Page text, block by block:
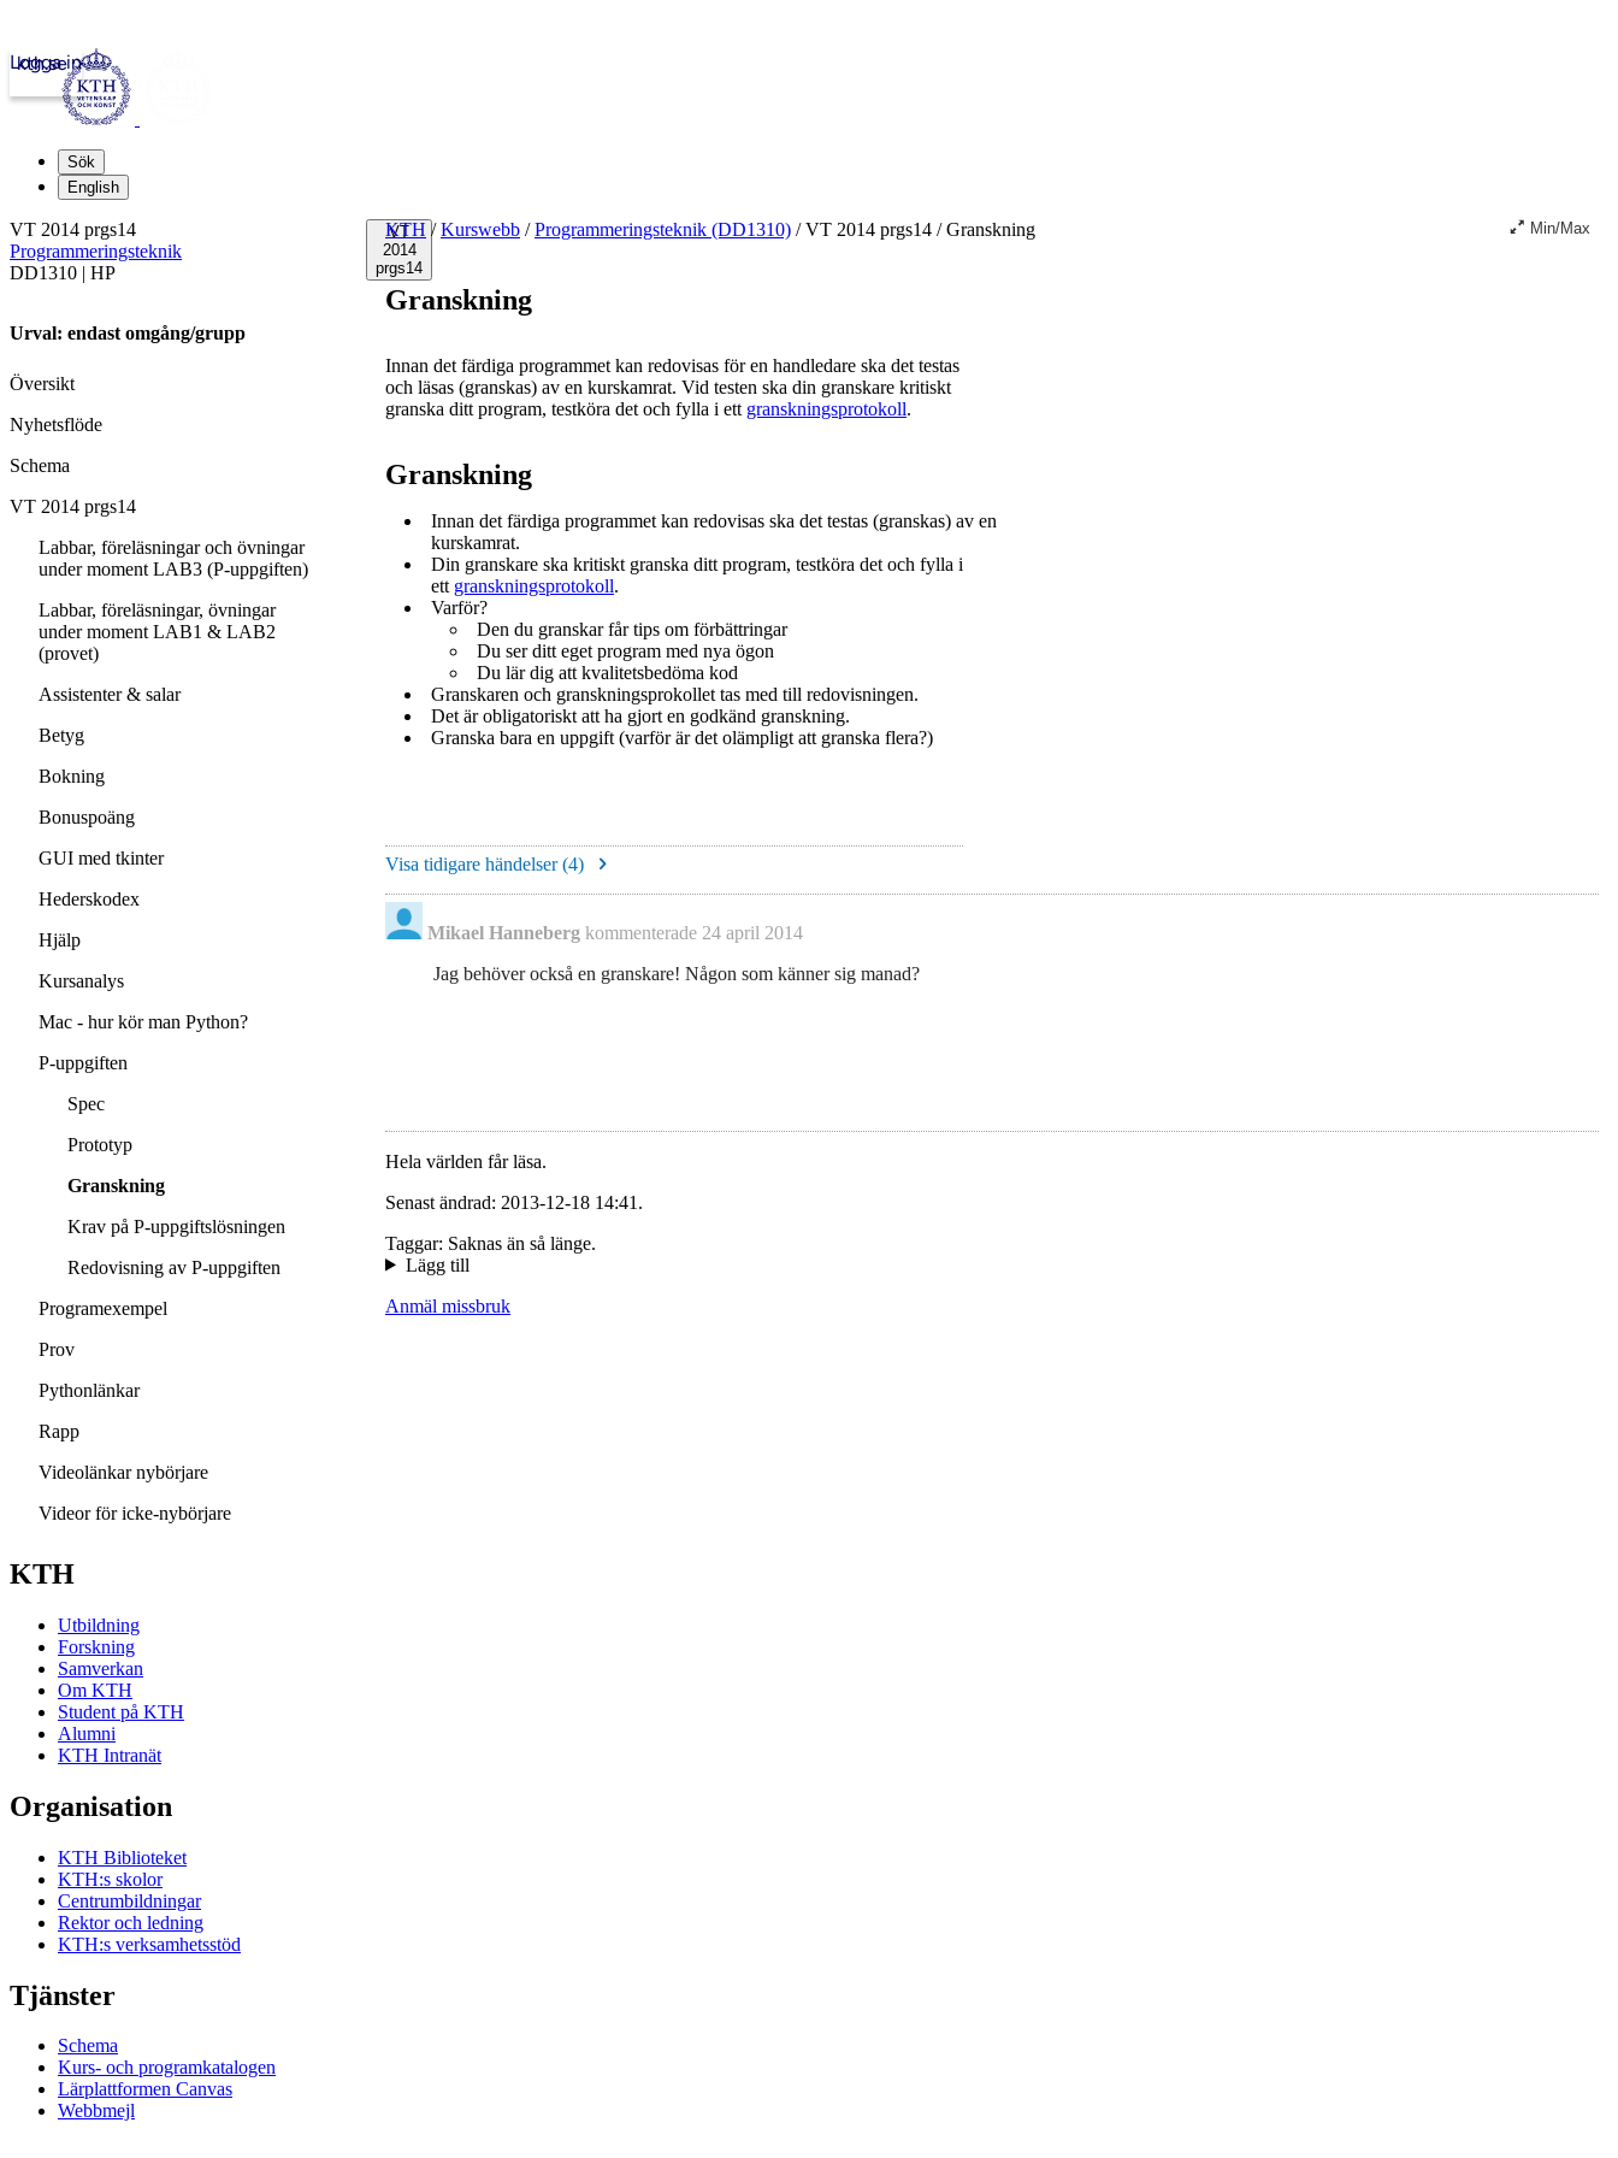
kth.se
Logga in
Sök
English
VT
2014
prgs14
KTH / Kurswebb / Programmeringsteknik (DD1310) /VT 2014 prgs14 /Granskning Min/Max
Granskning
Innan det färdiga programmet kan redovisas för en handledare ska det testas
och läsas (granskas) av en kurskamrat. Vid testen ska din granskare kritiskt
granska ditt program, testköra det och fylla i ett granskningsprotokoll.
Granskning
Innan det färdiga programmet kan redovisas ska det testas (granskas) av en
kurskamrat.
Din granskare ska kritiskt granska ditt program, testköra det och fylla i
ett granskningsprotokoll.
Varför?
Den du granskar får tips om förbättringar
Du ser ditt eget program med nya ögon
Du lär dig att kvalitetsbedöma kod
Granskaren och granskningsprokollet tas med till redovisningen.
Det är obligatoriskt att ha gjort en godkänd granskning.
Granska bara en uppgift (varför är det olämpligt att granska flera?)
Visa tidigare händelser (4)
Mikael Hanneberg kommenterade 24 april 2014
Jag behöver också en granskare! Någon som känner sig manad?
Hela världen får läsa.
Senast ändrad: 2013-12-18 14:41.
Taggar: Saknas än så länge.
Lägg till
Anmäl missbruk
VT 2014 prgs14
Programmeringsteknik
DD1310 | HP
Urval: endast omgång/grupp
Översikt
Nyhetsflöde
Schema
VT 2014 prgs14
Labbar, föreläsningar och övningar
under moment LAB3 (P-uppgiften)
Labbar, föreläsningar, övningar
under moment LAB1 & LAB2
(provet)
Assistenter & salar
Betyg
Bokning
Bonuspoäng
GUI med tkinter
Hederskodex
Hjälp
Kursanalys
Mac - hur kör man Python?
P-uppgiften
Spec
Prototyp
Granskning
Krav på P-uppgiftslösningen
Redovisning av P-uppgiften
Programexempel
Prov
Pythonlänkar
Rapp
Videolänkar nybörjare
Videor för icke-nybörjare
KTH
Utbildning
Forskning
Samverkan
Om KTH
Student på KTH
Alumni
KTH Intranät
Organisation
KTH Biblioteket
KTH:s skolor
Centrumbildningar
Rektor och ledning
KTH:s verksamhetsstöd
Tjänster
Schema
Kurs- och programkatalogen
Lärplattformen Canvas
Webbmejl